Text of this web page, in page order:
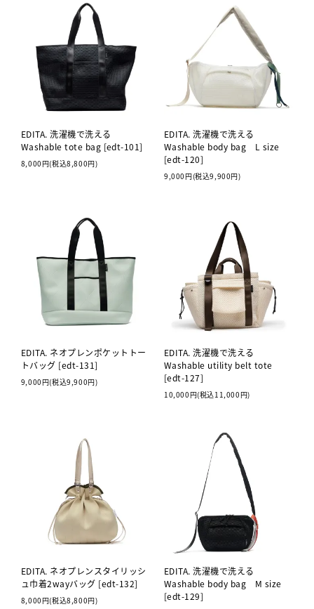
EDITA. 洗濯機で洗える
Washable tote bag [edt-101]
8,000円(税込8,800円)
EDITA. 洗濯機で洗える
Washable body bag L size
[edt-120]
9,000円(税込9,900円)
EDITA. ネオプレンポケットトー
トバッグ [edt-131]
9,000円(税込9,900円)
EDITA. 洗濯機で洗える
Washable utility belt tote
[edt-127]
10,000円(税込11,000円)
EDITA. ネオプレンスタイリッシ
ュ巾着2wayバッグ [edt-132]
8,000円(税込8,800円)
EDITA. 洗濯機で洗える
Washable body bag M size
[edt-129]